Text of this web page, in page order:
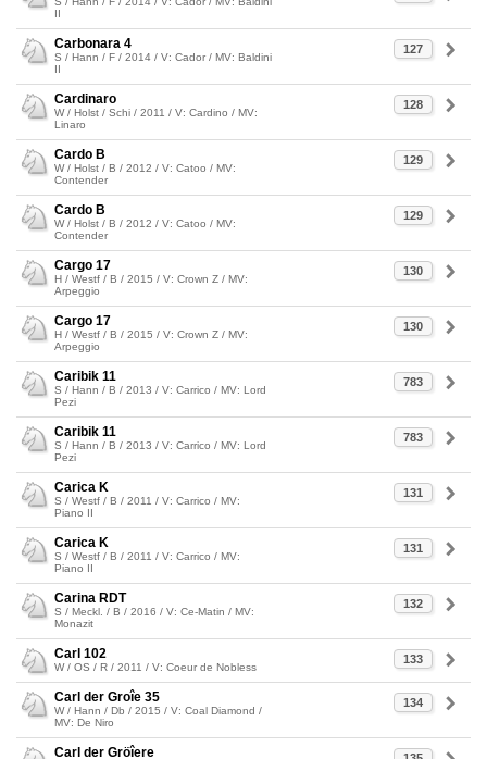
II
127
Carbonara 4
S / Hann / F / 2014 / V: Cador / MV: Baldini
II
128
Cardinaro
W / Holst / Schi / 2011 / V: Cardino / MV:
Linaro
129
Cardo B
W / Holst / B / 2012 / V: Catoo / MV:
Contender
129
Cardo B
W / Holst / B / 2012 / V: Catoo / MV:
Contender
130
Cargo 17
H / Westf / B / 2015 / V: Crown Z / MV:
Arpeggio
130
Cargo 17
H / Westf / B / 2015 / V: Crown Z / MV:
Arpeggio
783
Caribik 11
S / Hann / B / 2013 / V: Carrico / MV: Lord
Pezi
783
Caribik 11
S / Hann / B / 2013 / V: Carrico / MV: Lord
Pezi
131
Carica K
S / Westf / B / 2011 / V: Carrico / MV:
Piano II
131
Carica K
S / Westf / B / 2011 / V: Carrico / MV:
Piano II
132
Carina RDT
S / Meckl. / B / 2016 / V: Ce-Matin / MV:
Monazit
133
Carl 102
W / OS / R / 2011 / V: Coeur de Nobless
134
Carl der Groîe 35
W / Hann / Db / 2015 / V: Coal Diamond /
MV: De Niro
Carl der Gröîere